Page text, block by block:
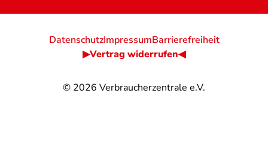
© 2026 Verbraucherzentrale e.V.
DatenschutzImpressumBarrierefreiheit
▶Vertrag widerrufen◀